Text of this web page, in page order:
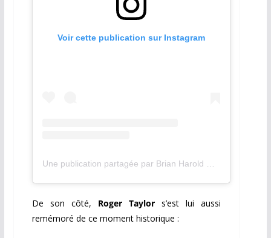
Voir cette publication sur Instagram
Une publication partagée par Brian Harold May (@brianmayforreal)
De son côté, Roger Taylor s’est lui aussi
remémoré de ce moment historique :